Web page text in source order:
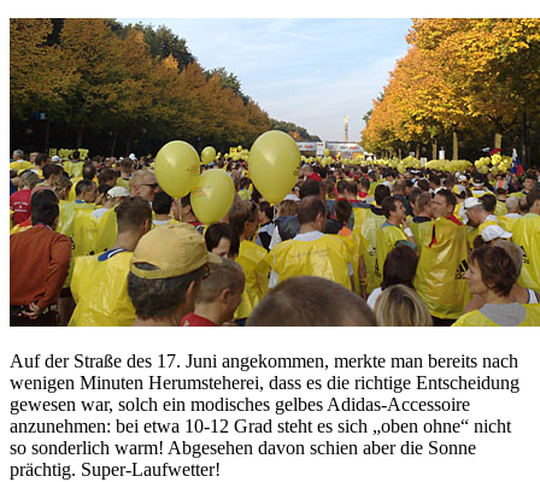
Auf der Straße des 17. Juni angekommen, merkte man bereits nach
wenigen Minuten Herumsteherei, dass es die richtige Entscheidung
gewesen war, solch ein modisches gelbes Adidas-Accessoire
anzunehmen: bei etwa 10-12 Grad steht es sich „oben ohne“ nicht
so sonderlich warm! Abgesehen davon schien aber die Sonne
prächtig. Super-Laufwetter!